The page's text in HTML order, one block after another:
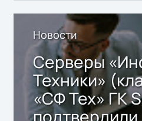
Новости
Серверы
Техники»
«СФ Тех» ГК
подтвердили